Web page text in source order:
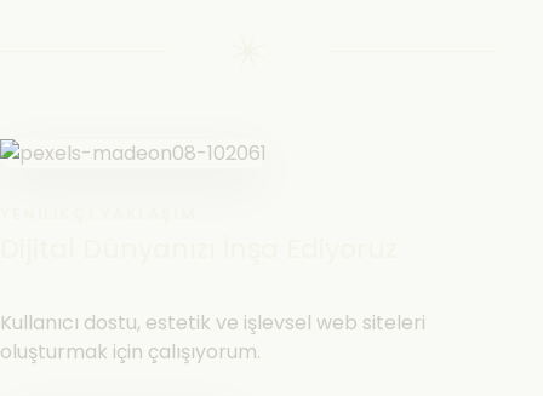
Kullanıcı dostu, estetik ve işlevsel web siteleri
oluşturmak için çalışıyorum.